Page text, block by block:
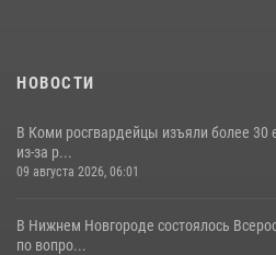
НОВОСТИ
В Коми росгвардейцы изъяли более 30
из-за р...
09 августа 2026, 06:01
В Нижнем Новгороде состоялось
по вопро...